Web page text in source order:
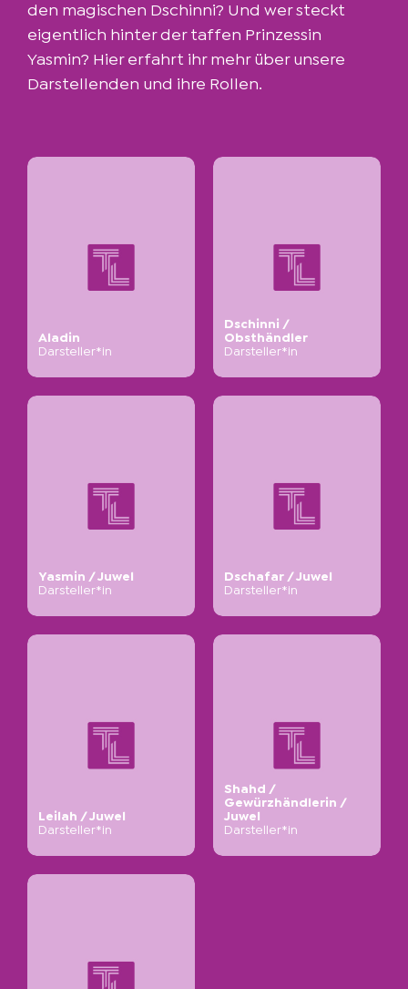
den magischen Dschinni? Und wer steckt
eigentlich hinter der taffen Prinzessin
Yasmin? Hier erfahrt ihr mehr über unsere
Darstellenden und ihre Rollen.
Aladin
Darsteller*in
Dschinni /
Obsthändler
Darsteller*in
Yasmin / Juwel
Darsteller*in
Dschafar / Juwel
Darsteller*in
Leilah / Juwel
Darsteller*in
Shahd /
Gewürzhändlerin /
Juwel
Darsteller*in